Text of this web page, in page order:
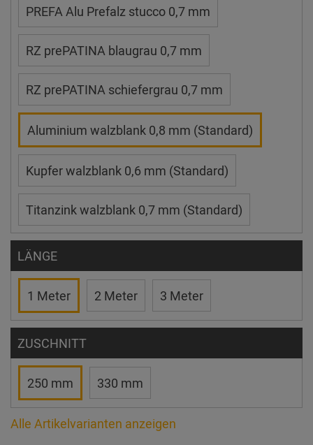
PREFA Alu Prefalz stucco 0,7 mm
RZ prePATINA blaugrau 0,7 mm
RZ prePATINA schiefergrau 0,7 mm
Aluminium walzblank 0,8 mm (Standard)
Kupfer walzblank 0,6 mm (Standard)
Titanzink walzblank 0,7 mm (Standard)
LÄNGE
1 Meter 2 Meter 3 Meter
ZUSCHNITT
250 mm 330 mm
Alle Artikelvarianten anzeigen